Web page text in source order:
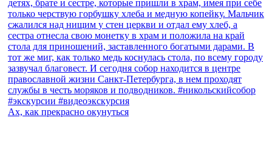
Ах, как прекрасно окунуться